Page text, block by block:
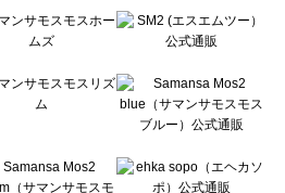
ク）のスカート一覧
カート一覧
のスカート一覧
ート一覧